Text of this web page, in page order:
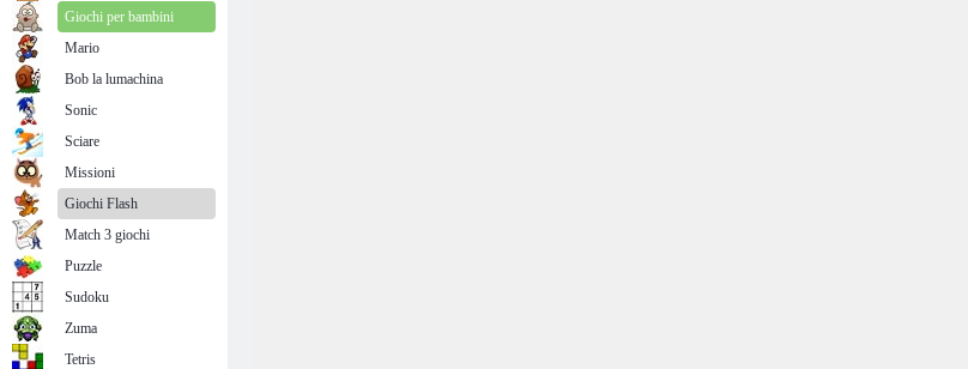
Giochi per bambini
Mario
Bob la lumachina
Sonic
Sciare
Missioni
Giochi Flash
Match 3 giochi
Puzzle
Sudoku
Zuma
Tetris